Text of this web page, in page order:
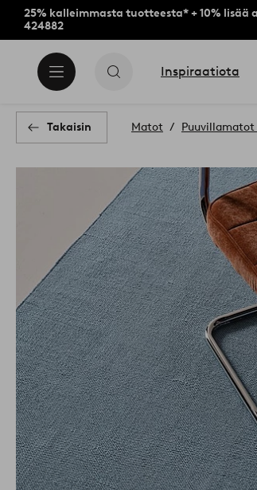
25% kalleimmasta tuotteesta* + 10% lisää
424882
Inspiraatiota
Takaisin Matot